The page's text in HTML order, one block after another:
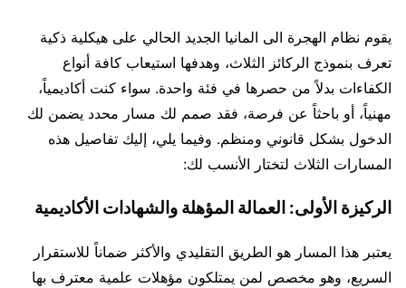
يقوم نظام الهجرة الى المانيا الجديد الحالي على هيكلية ذكية
تعرف بنموذج الركائز الثلاث، وهدفها استيعاب كافة أنواع
الكفاءات بدلاً من حصرها في فئة واحدة. سواء كنت أكاديمياً،
مهنياً، أو باحثاً عن فرصة، فقد صمم لك مسار محدد يضمن لك
الدخول بشكل قانوني ومنظم. وفيما يلي، إليك تفاصيل هذه
المسارات الثلاث لتختار الأنسب لك:
الركيزة الأولى: العمالة المؤهلة والشهادات الأكاديمية
يعتبر هذا المسار هو الطريق التقليدي والأكثر ضماناً للاستقرار
السريع، وهو مخصص لمن يمتلكون مؤهلات علمية معترف بها